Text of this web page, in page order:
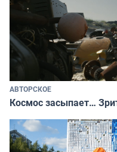
АВТОРСКОЕ
Космос засыпает…